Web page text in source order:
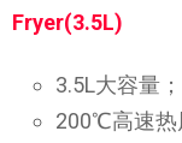
Fryer(3.5L)
3.5L大容量
200℃高速热